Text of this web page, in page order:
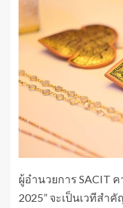
ผู้อำนวยการ SACIT
2025” จะเป็นเวทีสำ